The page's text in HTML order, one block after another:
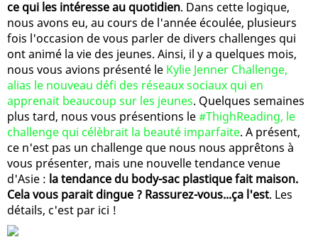
ce qui les intéresse au quotidien. Dans cette logique,
nous avons eu, au cours de l'année écoulée, plusieurs
fois l'occasion de vous parler de divers challenges qui
ont animé la vie des jeunes. Ainsi, il y a quelques mois,
nous vous avions présenté le Kylie Jenner Challenge,
alias le nouveau défi des réseaux sociaux qui en
apprenait beaucoup sur les jeunes. Quelques semaines
plus tard, nous vous présentions le#ThighReading, le
challenge qui célèbrait la beauté imparfaite. A présent,
ce n'est pas un challenge que nous nous apprêtons à
vous présenter, mais une nouvelle tendance venue
d'Asie : la tendance du body-sac plastique fait maison.
Cela vous parait dingue ? Rassurez-vous...ça l'est. Les
détails, c'est par ici !